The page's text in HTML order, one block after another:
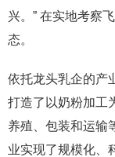
兴。” 在实地考察
态。
依托龙头乳企的产
打造了以奶粉加工
养殖、包装和运输
业实现了规模化、